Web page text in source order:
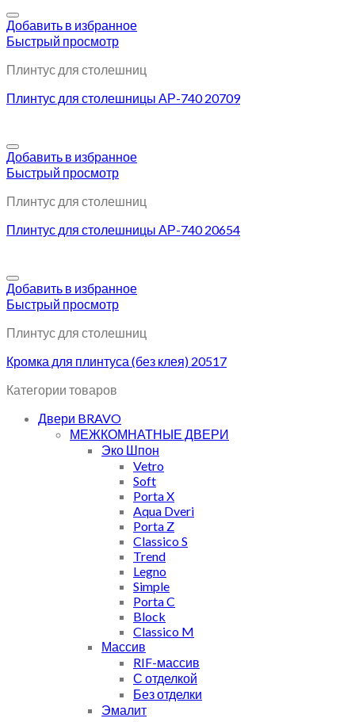
Добавить в избранное
Быстрый просмотр
Плинтус для столешниц
Плинтус для столешницы АР-740 20709
Добавить в избранное
Быстрый просмотр
Плинтус для столешниц
Плинтус для столешницы АР-740 20654
Добавить в избранное
Быстрый просмотр
Плинтус для столешниц
Кромка для плинтуса (без клея) 20517
Категории товаров
Двери BRAVO
МЕЖКОМНАТНЫЕ ДВЕРИ
Эко Шпон
Vetro
Soft
Porta X
Aqua Dveri
Porta Z
Classico S
Trend
Legno
Simple
Porta C
Block
Classico M
Массив
RIF-массив
С отделкой
Без отделки
Эмалит